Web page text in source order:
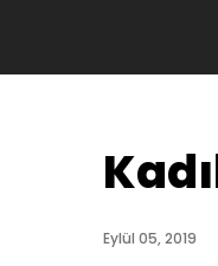
Eylül 05, 2019